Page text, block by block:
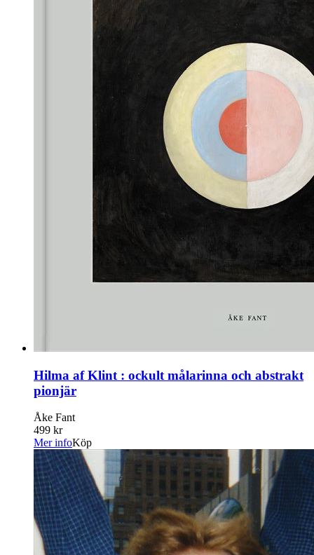
Hilma af Klint : ockult målarinna och abstrakt
pionjär
Åke Fant
499 kr
Mer infoKöp